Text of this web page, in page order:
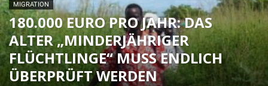
MIGRATION
180.000 EURO PRO JAHR: DAS
ALTER „MINDERJÄHRIGER
FLÜCHTLINGE“ MUSS ENDLICH
ÜBERPRÜFT WERDEN